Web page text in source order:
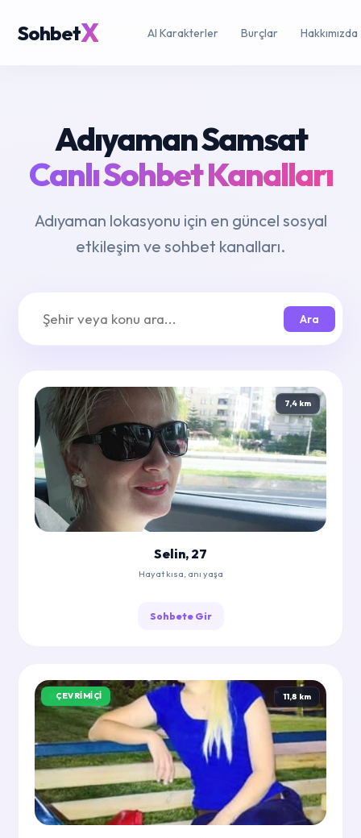
SohbetX AI Karakterler Burçlar Hakkımızda
Adıyaman Samsat
Canlı Sohbet Kanalları
Adıyaman lokasyonu için en güncel sosyal
etkileşim ve sohbet kanalları.
Ara
7,4 km
Selin, 27
Hayat kısa, anı yaşa
Sohbete Gir
ÇEVRIMIÇI 11,8 km